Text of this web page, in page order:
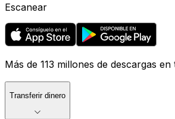
Escanear
Más de 113 millones de descargas
Transferir dinero